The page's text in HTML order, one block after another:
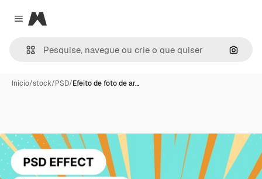
Close menu
Magnific
Início/stock/PSD/Efeito de foto de ar…